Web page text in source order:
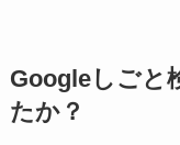
Googleしごと
たか？